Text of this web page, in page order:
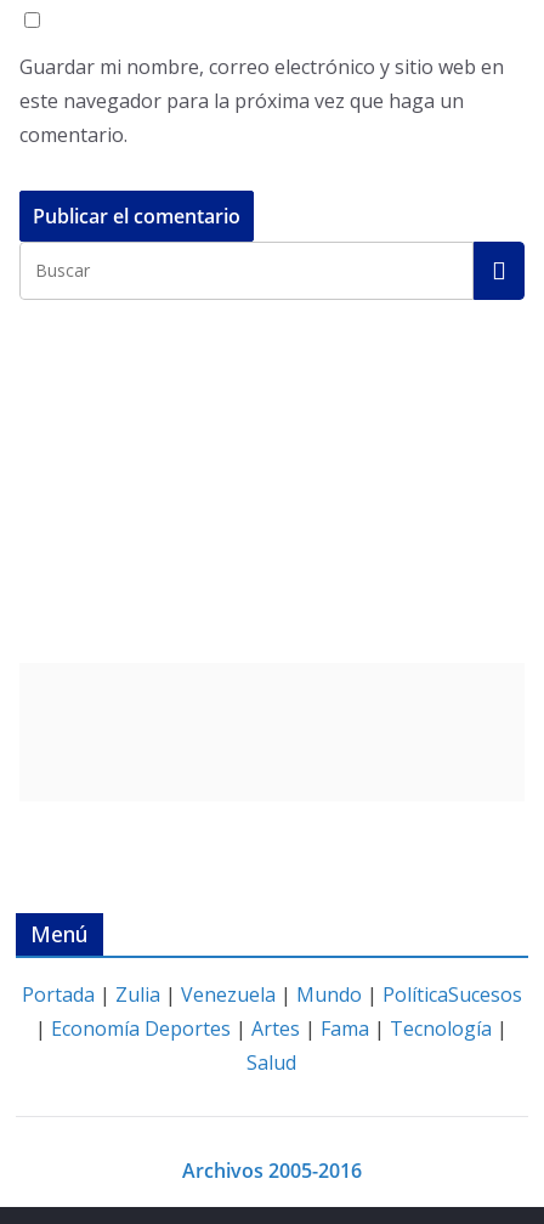
Guardar mi nombre, correo electrónico y sitio web en
este navegador para la próxima vez que haga un
comentario.
Menú
Portada | Zulia | Venezuela | Mundo | PolíticaSucesos
| Economía Deportes |Artes | Fama | Tecnología |
Salud
Archivos 2005-2016